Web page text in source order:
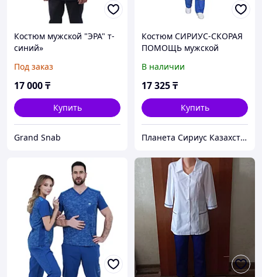
Костюм мужской "ЭРА" т-
синий»
Под заказ
17 000₸
Купить
Grand Snab
Костюм СИРИУС-СКОРАЯ
ПОМОЩЬ мужской
В наличии
17 325₸
Купить
Планета Сириус Казахстан